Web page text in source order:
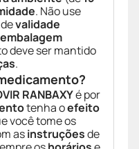
. Não use
validade
embalagem
deve ser mantido
.
RANBAXYé por
tenha oefeito
você tome os
asinstruçõesde